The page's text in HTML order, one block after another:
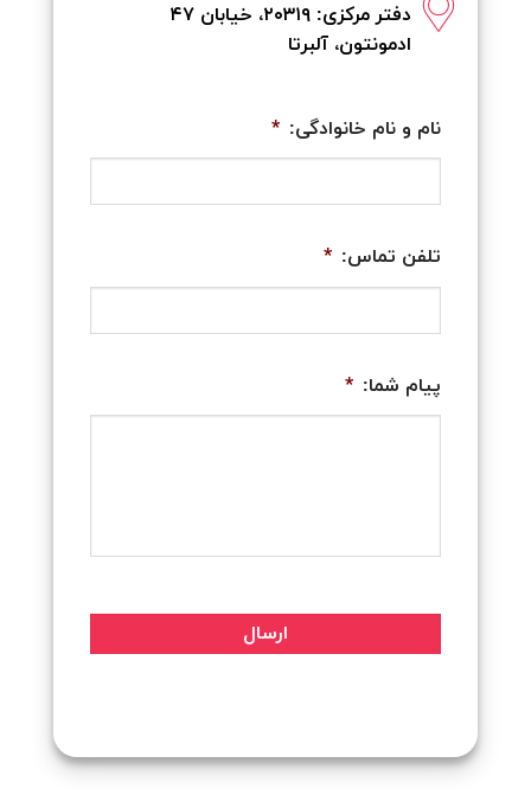
دفتر مرکزی: ۲۰۳۱۹، خیابان ۴۷
ادمونتون، آلبرتا
نام و نام خانوادگی: *
تلفن تماس: *
پیام شما: *